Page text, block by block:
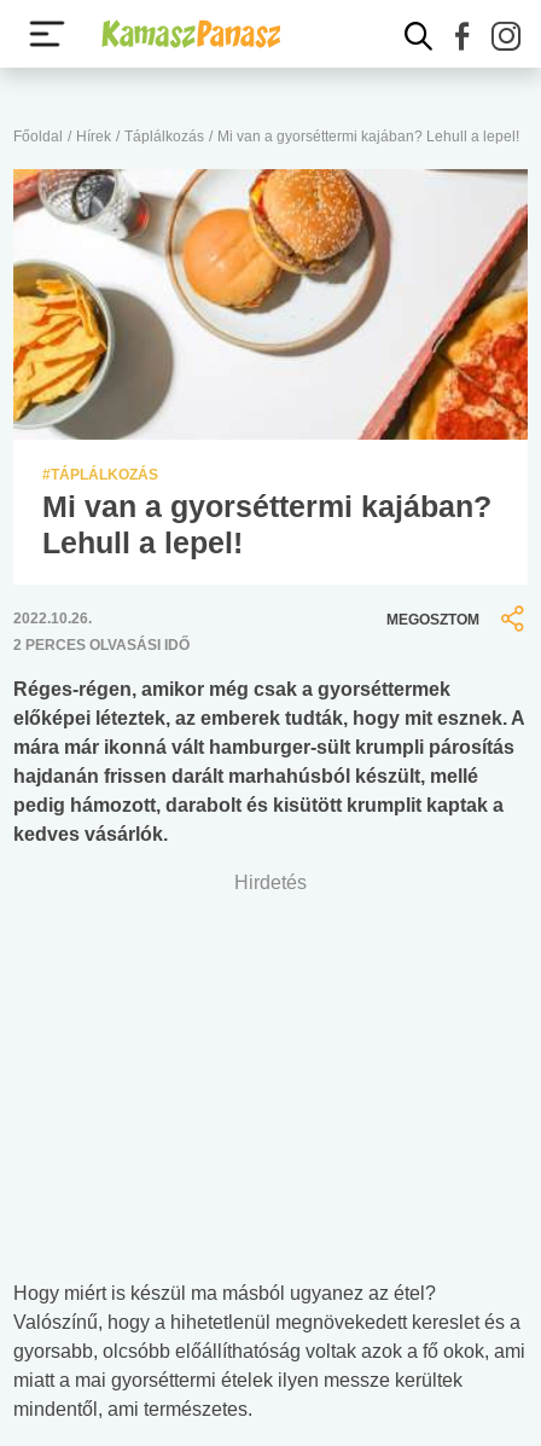
Főoldal / Hírek / Táplálkozás / Mi van a gyorséttermi kajában? Lehull a lepel!
#TÁPLÁLKOZÁS
Mi van a gyorséttermi kajában?
Lehull a lepel!
2022.10.26.
2 PERCES OLVASÁSI IDŐ
MEGOSZTOM
Réges-régen, amikor még csak a gyorséttermek
előképei léteztek, az emberek tudták, hogy mit esznek. A
mára már ikonná vált hamburger-sült krumpli párosítás
hajdanán frissen darált marhahúsból készült, mellé
pedig hámozott, darabolt és kisütött krumplit kaptak a
kedves vásárlók.
Hirdetés
Hogy miért is készül ma másból ugyanez az étel?
Valószínű, hogy a hihetetlenül megnövekedett kereslet és a
gyorsabb, olcsóbb előállíthatóság voltak azok a fő okok, ami
miatt a mai gyorséttermi ételek ilyen messze kerültek
mindentől, ami természetes.